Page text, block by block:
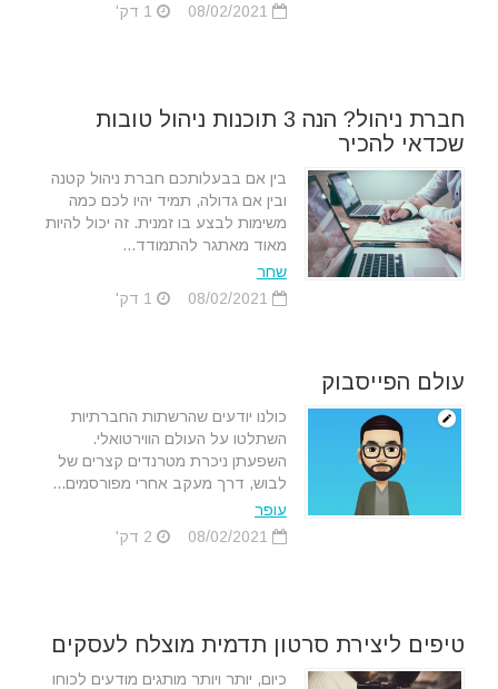
חברת ניהול? הנה 3 תוכנות ניהול טובות
שכדאי להכיר
בין אם בבעלותכם חברת ניהול קטנה
ובין אם גדולה, תמיד יהיו לכם כמה
משימות לבצע בו זמנית. זה יכול להיות
מאוד מאתגר להתמודד...
שחר
עולם הפייסבוק
כולנו יודעים שהרשתות החברתיות
השתלטו על העולם הווירטואלי.
השפעתן ניכרת מטרנדים קצרים של
לבוש, דרך מעקב אחרי מפורסמים...
עופר
טיפים ליצירת סרטון תדמית מוצלח לעסקים
כיום, יותר ויותר מותגים מודעים לכוחו